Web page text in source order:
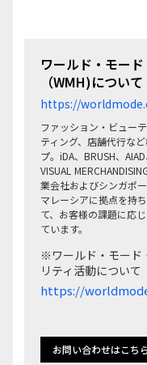
ワールド・モー
（WMH)について
https://
ファッション・ビュー
ティング、店舗代行な
プ。iDA、BRUSH、
VISUAL
業会社およびシンガポ
マレーシアに拠点を持
て、お客様の課題に応
ています。
※ワールド・モード
リティ活動について
https://
お問い合わせはこち